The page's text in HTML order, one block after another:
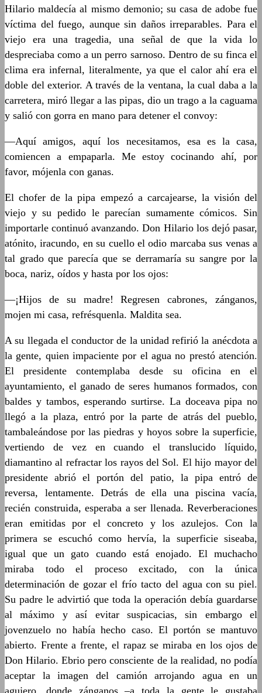
Hilario maldecía al mismo demonio; su casa de adobe fue
víctima del fuego, aunque sin daños irreparables. Para el
viejo era una tragedia, una señal de que la vida lo
despreciaba como a un perro sarnoso. Dentro de su finca el
clima era infernal, literalmente, ya que el calor ahí era el
doble del exterior. A través de la ventana, la cual daba a la
carretera, miró llegar a las pipas, dio un trago a la caguama
y salió con gorra en mano para detener el convoy:
—Aquí amigos, aquí los necesitamos, esa es la casa,
comiencen a empaparla. Me estoy cocinando ahí, por
favor, mójenla con ganas.
El chofer de la pipa empezó a carcajearse, la visión del
viejo y su pedido le parecían sumamente cómicos. Sin
importarle continuó avanzando. Don Hilario los dejó pasar,
atónito, iracundo, en su cuello el odio marcaba sus venas a
tal grado que parecía que se derramaría su sangre por la
boca, nariz, oídos y hasta por los ojos:
—¡Hijos de su madre! Regresen cabrones, zánganos,
mojen mi casa, refrésquenla. Maldita sea.
A su llegada el conductor de la unidad refirió la anécdota a
la gente, quien impaciente por el agua no prestó atención.
El presidente contemplaba desde su oficina en el
ayuntamiento, el ganado de seres humanos formados, con
baldes y tambos, esperando surtirse. La doceava pipa no
llegó a la plaza, entró por la parte de atrás del pueblo,
tambaleándose por las piedras y hoyos sobre la superficie,
vertiendo de vez en cuando el translucido líquido,
diamantino al refractar los rayos del Sol. El hijo mayor del
presidente abrió el portón del patio, la pipa entró de
reversa, lentamente. Detrás de ella una piscina vacía,
recién construida, esperaba a ser llenada. Reverberaciones
eran emitidas por el concreto y los azulejos. Con la
primera se escuchó como hervía, la superficie siseaba,
igual que un gato cuando está enojado. El muchacho
miraba todo el proceso excitado, con la única
determinación de gozar el frío tacto del agua con su piel.
Su padre le advirtió que toda la operación debía guardarse
al máximo y así evitar suspicacias, sin embargo el
jovenzuelo no había hecho caso. El portón se mantuvo
abierto. Frente a frente, el rapaz se miraba en los ojos de
Don Hilario. Ebrio pero consciente de la realidad, no podía
aceptar la imagen del camión arrojando agua en un
agujero, donde zánganos –a toda la gente le gustaba